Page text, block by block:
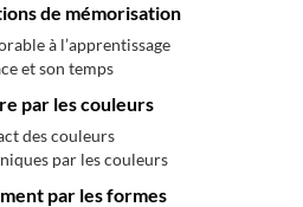
de mémorisation
à l’apprentissage
et son temps
par les couleurs
des couleurs
par les couleurs
par les formes